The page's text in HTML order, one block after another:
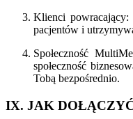
Klienci powracający:
pacjentów i
Społeczność
społeczność
Tobą bezpośrednio.
IX. JAK